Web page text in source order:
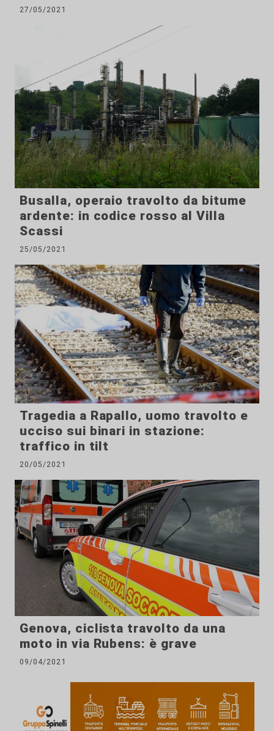
27/05/2021
Busalla, operaio travolto da bitume
ardente: in codice rosso al Villa
Scassi
25/05/2021
Tragedia a Rapallo, uomo travolto e
ucciso sui binari in stazione:
traffico in tilt
20/05/2021
Genova, ciclista travolto da una
moto in via Rubens: è grave
09/04/2021